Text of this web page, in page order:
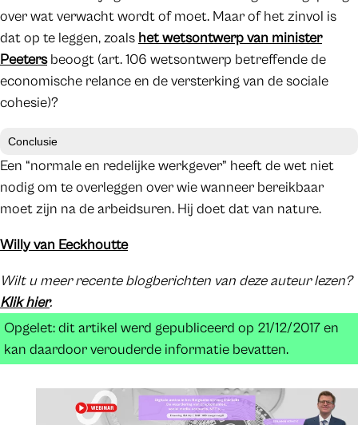
over wat verwacht wordt of moet. Maar of het zinvol is
dat op te leggen, zoals het wetsontwerp van minister
Peetersbeoogt (art. 106 wetsontwerp betreffende de
economische relance en de versterking van de sociale
cohesie)?
Conclusie
Een “normale en redelijke werkgever” heeft de wet niet
nodig om te overleggen over wie wanneer bereikbaar
moet zijn na de arbeidsuren. Hij doet dat van nature.
Willy van Eeckhoutte
Wilt u meer recente blogberichten van deze auteur lezen?
Klik hier.
Opgelet: dit artikel werd gepubliceerd op 21/12/2017 en
kan daardoor verouderde informatie bevatten.